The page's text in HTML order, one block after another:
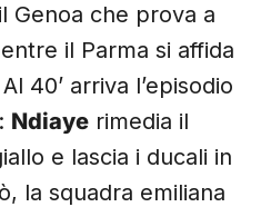
Genoa che prova a
il Parma si affida
40’ arriva l’episodio
Ndiaye rimedia il
e lascia i ducali in
la squadra emiliana